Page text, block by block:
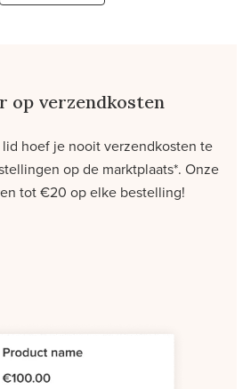
op verzendkosten
hoef je nooit verzendkosten te
op de marktplaats*. Onze
tot €20 op elke bestelling!